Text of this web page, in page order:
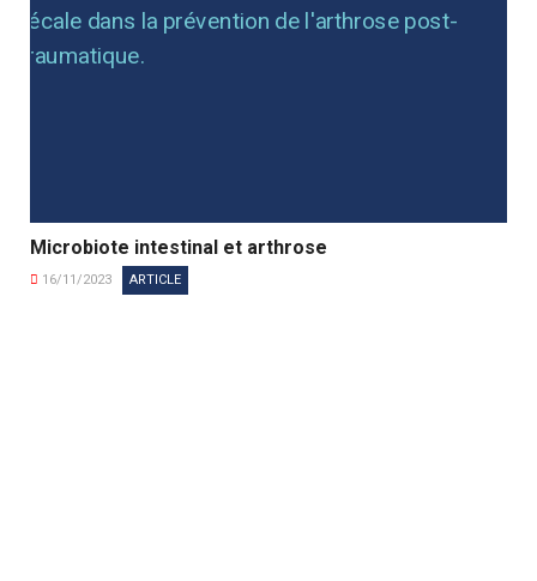
Microbiote intestinal et arthrose
16/11/2023 ARTICLE